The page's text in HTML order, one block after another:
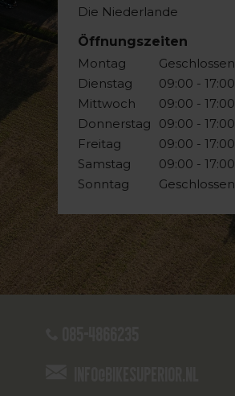
Die Niederlande
Öffnungszeiten
Montag
Dienstag
Mittwoch
Donnerstag
Freitag
Samstag
Sonntag
Geschlossen
09:00 - 17:00
09:00 - 17:00
09:00 - 17:00
09:00 - 17:00
09:00 - 17:00
Geschlossen